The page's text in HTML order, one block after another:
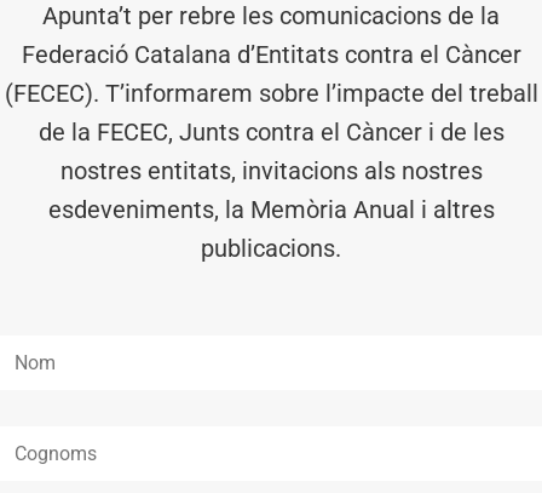
Apunta’t per rebre les comunicacions de la
Federació Catalana d’Entitats contra el Càncer
(FECEC). T’informarem sobre l’impacte del treball
de la FECEC, Junts contra el Càncer i de les
nostres entitats, invitacions als nostres
esdeveniments, la Memòria Anual i altres
publicacions.